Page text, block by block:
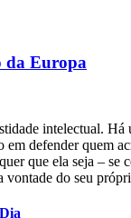
da Europa
intelectual. Há
em defender quem
que ela seja – se
vontade do seu